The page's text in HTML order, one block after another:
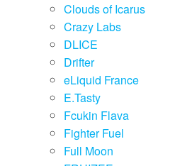
Clouds of Icarus
Crazy Labs
DLICE
Drifter
eLiquid France
E.Tasty
Fcukin Flava
Fighter Fuel
Full Moon